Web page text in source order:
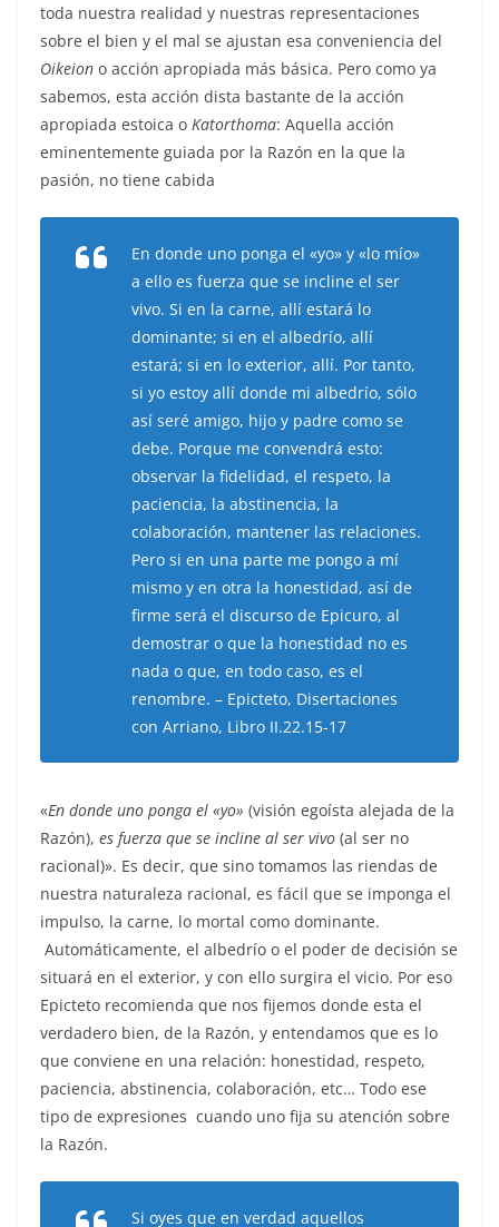
toda nuestra realidad y nuestras representaciones
sobre el bien y el mal se ajustan esa conveniencia del
Oikeion o acción apropiada más básica. Pero como ya
sabemos, esta acción dista bastante de la acción
apropiada estoica o Katorthoma: Aquella acción
eminentemente guiada por la Razón en la que la
pasión, no tiene cabida
En donde uno ponga el «yo» y «lo mío»
a ello es fuerza que se incline el ser
vivo. Si en la carne, allí estará lo
dominante; si en el albedrío, allí
estará; si en lo exterior, allí. Por tanto,
si yo estoy allí donde mi albedrío, sólo
así seré amigo, hijo y padre como se
debe. Porque me convendrá esto:
observar la fidelidad, el respeto, la
paciencia, la abstinencia, la
colaboración, mantener las relaciones.
Pero si en una parte me pongo a mí
mismo y en otra la honestidad, así de
firme será el discurso de Epicuro, al
demostrar o que la honestidad no es
nada o que, en todo caso, es el
renombre. – Epicteto, Disertaciones
con Arriano, Libro II.22.15-17
«En donde uno ponga el «yo» (visión egoísta alejada de la
Razón), es fuerza que se incline al ser vivo (al ser no
racional)». Es decir, que sino tomamos las riendas de
nuestra naturaleza racional, es fácil que se imponga el
impulso, la carne, lo mortal como dominante.
Automáticamente, el albedrío o el poder de decisión se
situará en el exterior, y con ello surgira el vicio. Por eso
Epicteto recomienda que nos fijemos donde esta el
verdadero bien, de la Razón, y entendamos que es lo
que conviene en una relación: honestidad, respeto,
paciencia, abstinencia, colaboración, etc… Todo ese
tipo de expresiones cuando uno fija su atención sobre
la Razón.
Si oyes que en verdad aquellos